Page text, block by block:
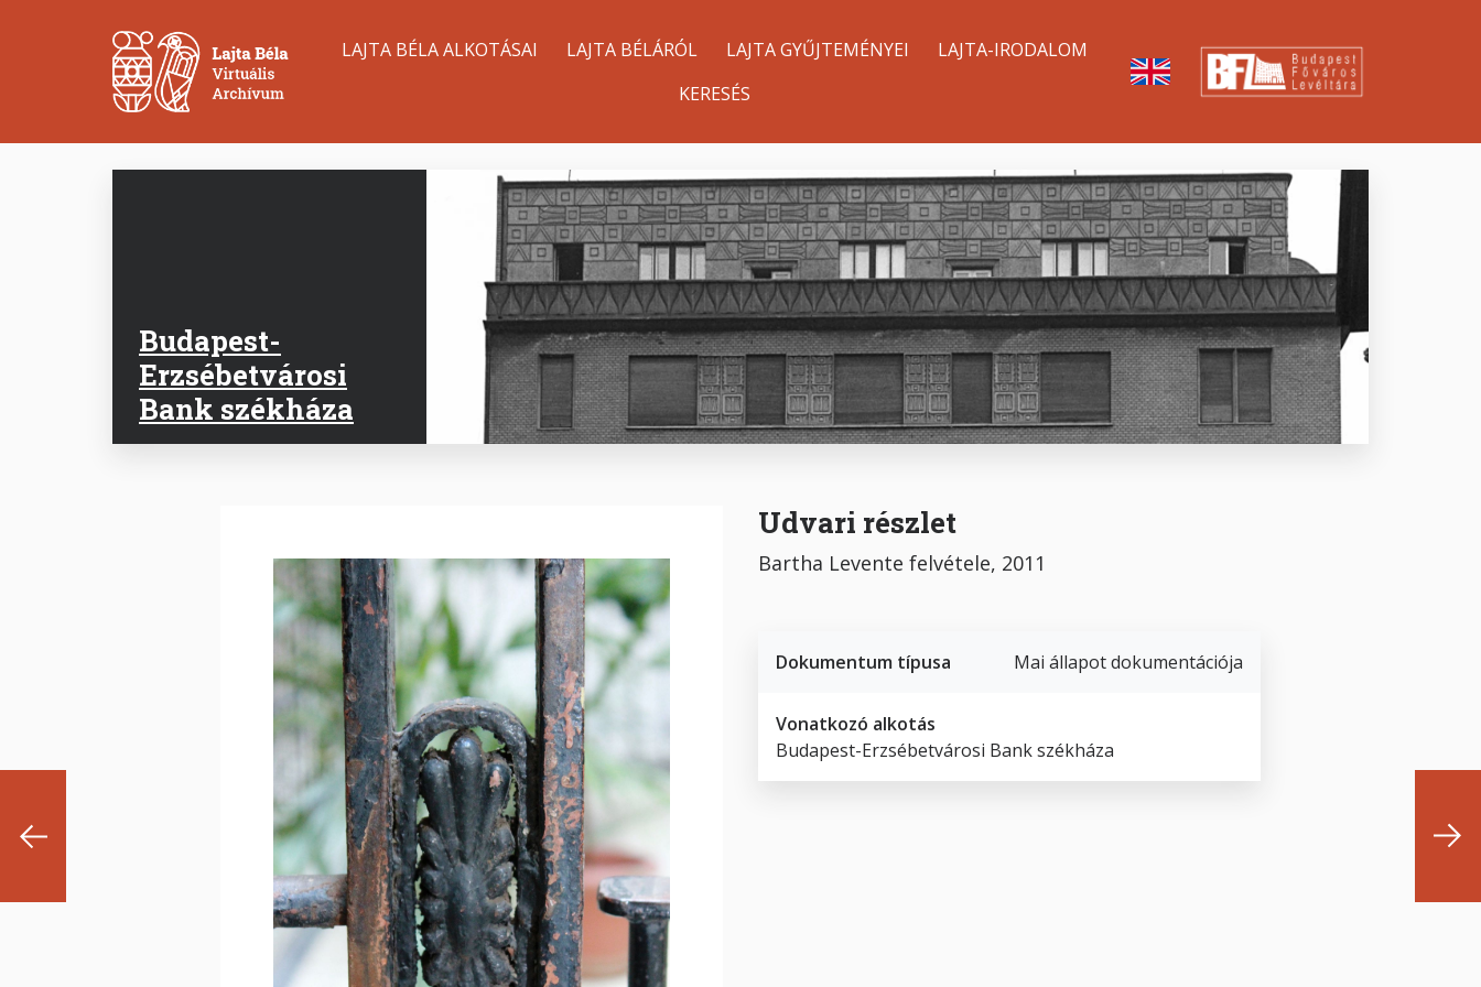
Main
LAJTA BÉLA ALKOTÁSAI LAJTA BÉLÁRÓL LAJTA GYŰJTEMÉNYEI
LAJTA-IRODALOM
KERESÉS
Budapest-
Erzsébetvárosi
Bank székháza
Udvari részlet
Bartha Levente felvétele, 2011
Dokumentum típusa Mai állapot dokumentációja
Vonatkozó alkotás
Budapest-Erzsébetvárosi Bank székháza